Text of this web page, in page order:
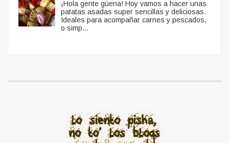
¡Hola gente güena! Hoy vamos a hacer unas
patatas asadas super sencillas y deliciosas.
Ideales para acompañar carnes y pescados,
o simp...